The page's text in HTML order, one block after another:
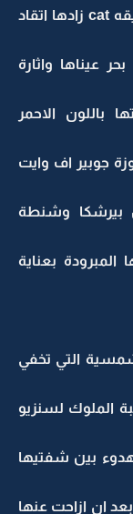
عن مجاراة لونها رسمت عيلها كحل بطريقه cat زادها اتقاد
عيناها واثارة
باللون الاحمر
جوبير اف وايت
بيرشكا وشنطة
بعناية
التي تخفي
الملوك لسنزيو
بين شفتيها
بعد ان ازاحت عنها